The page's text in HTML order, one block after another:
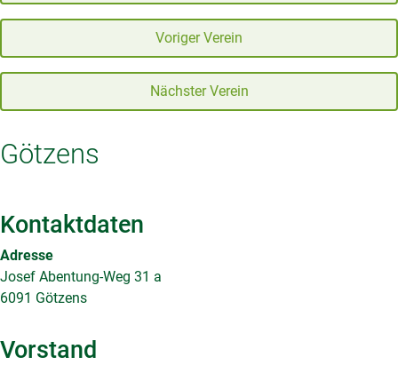
Voriger Verein
Nächster Verein
Götzens
Kontaktdaten
Adresse
Josef Abentung-Weg 31 a
6091 Götzens
Vorstand